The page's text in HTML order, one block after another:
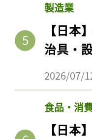
製造業
【日本
治具・
2026/07/
食品・消
【日本